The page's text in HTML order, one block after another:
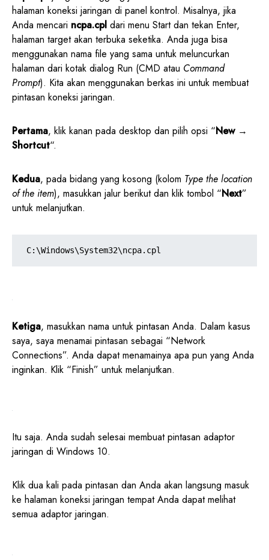
halaman koneksi jaringan di panel kontrol. Misalnya, jika
Anda mencari ncpa.cpl dari menu Start dan tekan Enter,
halaman target akan terbuka seketika. Anda juga bisa
menggunakan nama file yang sama untuk meluncurkan
halaman dari kotak dialog Run (CMD atau Command
Prompt). Kita akan menggunakan berkas ini untuk membuat
pintasan koneksi jaringan.
Pertama, klik kanan pada desktop dan pilih opsi “New→
Shortcut“.
Kedua, pada bidang yang kosong (kolom Type the location
of the item), masukkan jalur berikut dan klik tombol “Next”
untuk melanjutkan.
C:\Windows\System32\ncpa.cpl
Ketiga, masukkan nama untuk pintasan Anda. Dalam kasus
saya, saya menamai pintasan sebagai “Network
Connections”. Anda dapat menamainya apa pun yang Anda
inginkan. Klik “Finish” untuk melanjutkan.
Itu saja. Anda sudah selesai membuat pintasan adaptor
jaringan di Windows 10.
Klik dua kali pada pintasan dan Anda akan langsung masuk
ke halaman koneksi jaringan tempat Anda dapat melihat
semua adaptor jaringan.